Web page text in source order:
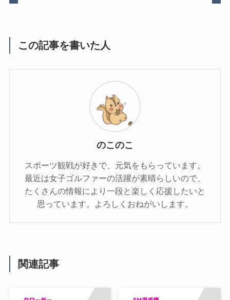
この記事を書いた人
のこのこ
スポーツ観戦が好きで、元気をもらっています。
最近は女子ゴルファーの活躍が素晴らしいので、
たくさんの情報により一段と楽しく応援したいと
思っています。よろしくおねがいします。
関連記事